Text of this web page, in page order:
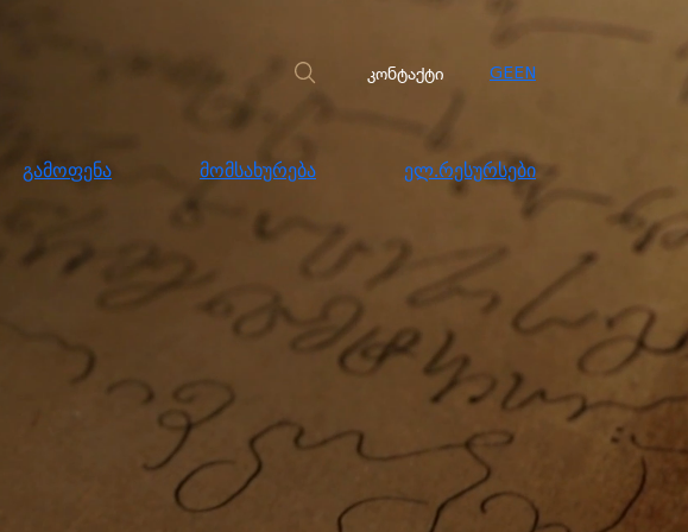
კონტაქტი GEEN
გამოფენა მომსახურება ელ.რესურსები